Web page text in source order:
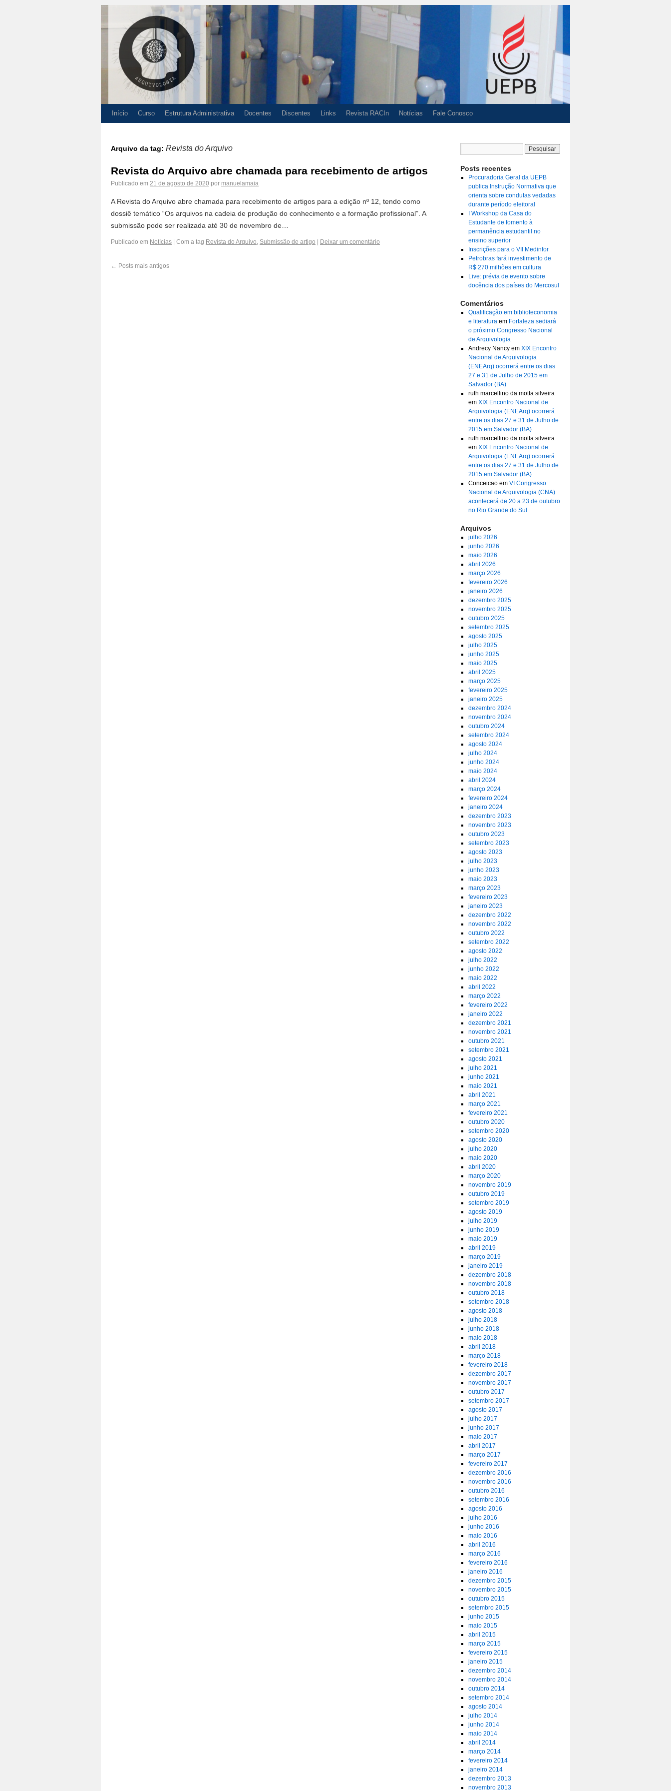
Início Curso Estrutura Administrativa Docentes Discentes Links Revista RACIn Notícias Fale Conosco
Arquivo da tag: Revista do Arquivo
Revista do Arquivo abre chamada para recebimento de artigos
Publicado em 21 de agosto de 2020 por manuelamaia
A Revista do Arquivo abre chamada para recebimento de artigos para a edição nº 12, tendo como
dossiê temático “Os arquivos na cadeia de produção do conhecimento e a formação profissional”. A
submissão pode ser realizada até 30 de novembro de…
Publicado em Notícias Com a tag Revista do Arquivo, Submissão de artigo Deixar um comentário
← Posts mais antigos
Posts recentes
Procuradoria Geral da UEPB
publica Instrução Normativa que
orienta sobre condutas vedadas
durante período eleitoral
I Workshop da Casa do
Estudante de fomento à
permanência estudantil no
ensino superior
Inscrições para o VII Medinfor
Petrobras fará investimento de
R$ 270 milhões em cultura
Live: prévia de evento sobre
docência dos países do Mercosul
Comentários
Qualificação em biblioteconomia
e literaturaem Fortaleza sediará
o próximo Congresso Nacional
de Arquivologia
Andrecy Nancyem XIX Encontro
Nacional de Arquivologia
(ENEArq) ocorrerá entre os dias
27 e 31 de Julho de 2015 em
Salvador (BA)
ruth marcellino da motta silveira
em XIX Encontro Nacional de
Arquivologia (ENEArq) ocorrerá
entre os dias 27 e 31 de Julho de
2015 em Salvador (BA)
ruth marcellino da motta silveira
em XIX Encontro Nacional de
Arquivologia (ENEArq) ocorrerá
entre os dias 27 e 31 de Julho de
2015 em Salvador (BA)
Conceicaoem VI Congresso
Nacional de Arquivologia (CNA)
acontecerá de 20 a 23 de outubro
no Rio Grande do Sul
Arquivos
julho 2026
junho 2026
maio 2026
abril 2026
março 2026
fevereiro 2026
janeiro 2026
dezembro 2025
novembro 2025
outubro 2025
setembro 2025
agosto 2025
julho 2025
junho 2025
maio 2025
abril 2025
março 2025
fevereiro 2025
janeiro 2025
dezembro 2024
novembro 2024
outubro 2024
setembro 2024
agosto 2024
julho 2024
junho 2024
maio 2024
abril 2024
março 2024
fevereiro 2024
janeiro 2024
dezembro 2023
novembro 2023
outubro 2023
setembro 2023
agosto 2023
julho 2023
junho 2023
maio 2023
março 2023
fevereiro 2023
janeiro 2023
dezembro 2022
novembro 2022
outubro 2022
setembro 2022
agosto 2022
julho 2022
junho 2022
maio 2022
abril 2022
março 2022
fevereiro 2022
janeiro 2022
dezembro 2021
novembro 2021
outubro 2021
setembro 2021
agosto 2021
julho 2021
junho 2021
maio 2021
abril 2021
março 2021
fevereiro 2021
outubro 2020
setembro 2020
agosto 2020
julho 2020
maio 2020
abril 2020
março 2020
novembro 2019
outubro 2019
setembro 2019
agosto 2019
julho 2019
junho 2019
maio 2019
abril 2019
março 2019
janeiro 2019
dezembro 2018
novembro 2018
outubro 2018
setembro 2018
agosto 2018
julho 2018
junho 2018
maio 2018
abril 2018
março 2018
fevereiro 2018
dezembro 2017
novembro 2017
outubro 2017
setembro 2017
agosto 2017
julho 2017
junho 2017
maio 2017
abril 2017
março 2017
fevereiro 2017
dezembro 2016
novembro 2016
outubro 2016
setembro 2016
agosto 2016
julho 2016
junho 2016
maio 2016
abril 2016
março 2016
fevereiro 2016
janeiro 2016
dezembro 2015
novembro 2015
outubro 2015
setembro 2015
junho 2015
maio 2015
abril 2015
março 2015
fevereiro 2015
janeiro 2015
dezembro 2014
novembro 2014
outubro 2014
setembro 2014
agosto 2014
julho 2014
junho 2014
maio 2014
abril 2014
março 2014
fevereiro 2014
janeiro 2014
dezembro 2013
novembro 2013